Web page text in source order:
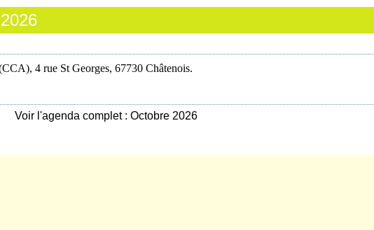
4 rue St Georges, 67730 Châtenois.
Voir l'agenda complet : Octobre 2026